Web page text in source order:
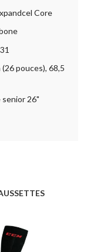
Core
pouces), 68,5
senior 26"